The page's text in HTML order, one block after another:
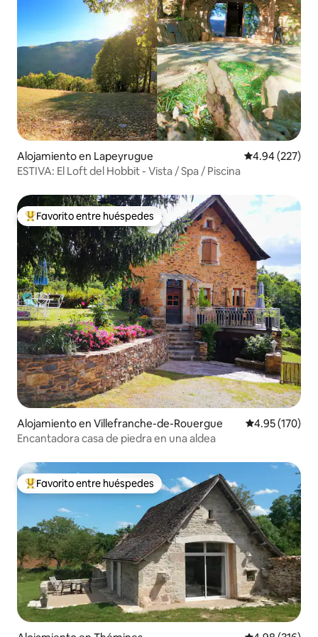
Alojamiento en Lapeyrugue Calificación
4.94 (227)
ESTIVA: El Loft del Hobbit - Vista / Spa / Piscina
Favorito entre huéspedes preferido
Favorito entre huéspedes
Alojamiento en Villefranche-de-Rouergue Calificación
4.95 (170)
Encantadora casa de piedra en una aldea
Favorito entre huéspedes preferido
Favorito entre huéspedes